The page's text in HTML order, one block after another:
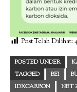
Post Telah Dilihat:
POSTED UNDER
TAGGED
BEI
IDXCARBON
NET